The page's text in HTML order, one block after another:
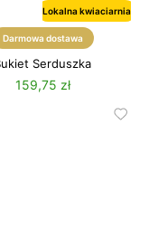
Lokalna kwiaciarnia
Darmowa dostawa
Serduszka
159,75 zł